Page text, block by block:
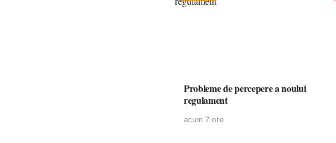
Probleme de percepere a noului
regulament
acum 7 ore